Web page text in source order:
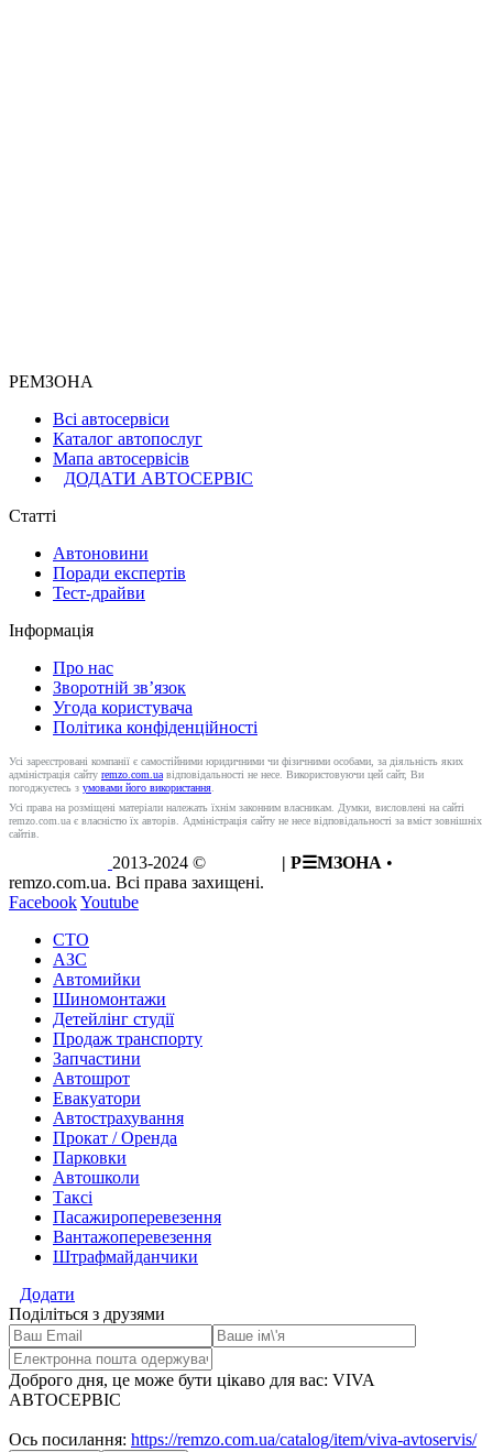
РЕМЗОНА
Всі автосервіси
Каталог автопослуг
Мапа автосервісів
ДОДАТИ АВТОСЕРВІС
Статті
Автоновини
Поради експертів
Тест-драйви
Інформація
Про нас
Зворотній зв’язок
Угода користувача
Політика конфіденційності
Усі зареєстровані компанії є самостійними юридичними чи фізичними особами, за діяльність яких
адміністрація сайту remzo.com.uaвідповідальності не несе. Використовуючи цей сайт, Ви
погоджуєтесь з умовами його використання.
Усі права на розміщені матеріали належать їхнім законним власникам. Думки, висловлені на сайті
remzo.com.ua є власністю їх авторів. Адміністрація сайту не несе відповідальності за вміст зовнішніх
сайтів.
2013-2024 © | Р☰МЗОНА •
remzo.com.ua. Всі права захищені.
FacebookYoutube
СТО
АЗС
Автомийки
Шиномонтажи
Детейлінг студії
Продаж транспорту
Запчастини
Автошрот
Евакуатори
Автострахування
Прокат / Оренда
Парковки
Автошколи
Таксі
Пасажироперевезення
Вантажоперевезення
Штрафмайданчики
Додати
Поділіться з друзями
Доброго дня, це може бути цікаво для вас: VIVA
АВТОСЕРВІС
Ось посилання: https://remzo.com.ua/catalog/item/viva-avtoservis/